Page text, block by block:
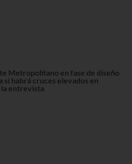
Metropolitano en fase de diseño
si habrá cruces elevados en
la entrevista